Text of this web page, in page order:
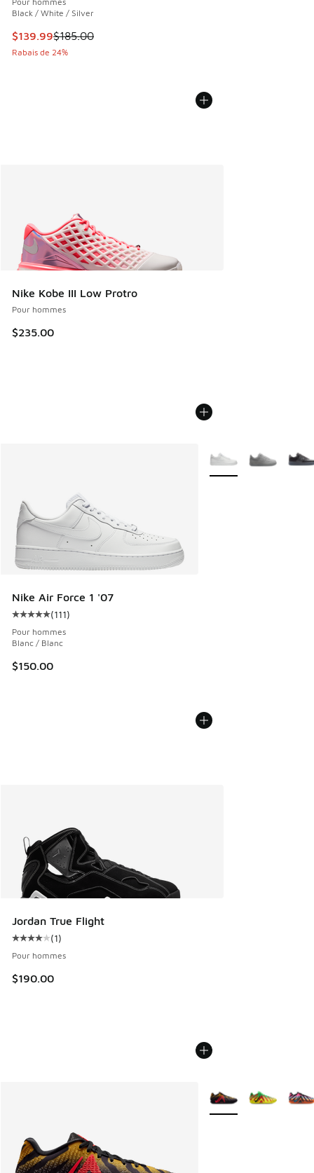
Black / White / Silver
Cet article est en solde. Le prix est passé de $185.00 à
$139.99$185.00
Rabais de 24%
Nike Kobe III Low Protro
Pour hommes
$235.00
Nike Air Force 1 '07
Cote moyenne du client - [5 sur 5 étoiles], 111
(111)
Pour hommes
Blanc / Blanc
$150.00
Plus de couleurs
Jordan True Flight
Cote moyenne du client - [4 sur 5 étoiles], 1 commentaires
(1)
Pour hommes
$190.00
Plus de couleurs